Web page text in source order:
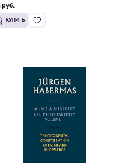
руб.
КУПИТЬ